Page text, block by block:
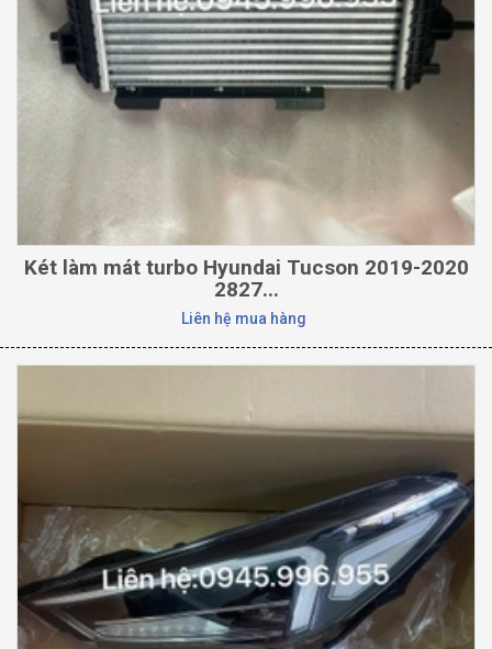
Két làm mát turbo Hyundai Tucson 2019-2020
2827...
Liên hệ mua hàng